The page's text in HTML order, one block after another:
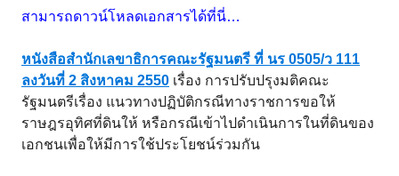
สามารถดาวน์โหลดเอกสารได้ที่นี่…
หนังสือสำนักเลขาธิการคณะรัฐมนตรี ที่ นร 0505/ว 111
ลงวันที่ 2 สิงหาคม 2550 เรื่อง การปรับปรุงมติคณะ
รัฐมนตรีเรื่อง แนวทางปฏิบัติกรณีทางราชการขอให้
ราษฎรอุทิศที่ดินให้ หรือกรณีเข้าไปดำเนินการในที่ดินของ
เอกชนเพื่อให้มีการใช้ประโยชน์ร่วมกัน